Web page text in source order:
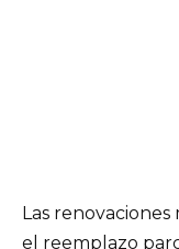
Las
el reemplazo